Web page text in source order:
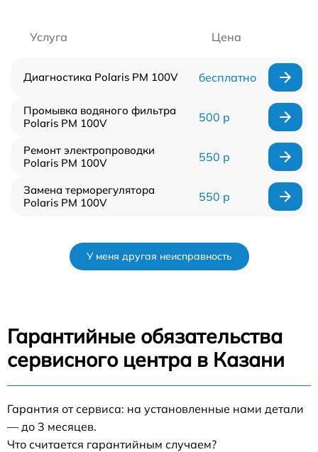
Услуга Цена
Диагностика Polaris PM 100V бесплатно
Промывка водяного фильтра
Polaris PM 100V
500 р
Ремонт электропроводки
Polaris PM 100V
550 р
Замена терморегулятора
Polaris PM 100V
550 р
У меня другая неисправность
Гарантийные обязательства
сервисного центра в Казани
Гарантия от сервиса: на установленные нами детали
— до 3 месяцев.
Что считается гарантийным случаем?